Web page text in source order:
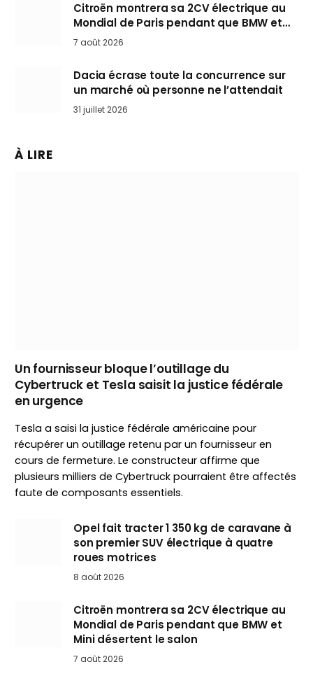
Citroën montrera sa 2CV électrique au
Mondial de Paris pendant que BMW et
Mini désertent le salon
7 août 2026
Dacia écrase toute la concurrence sur
un marché où personne ne l’attendait
31 juillet 2026
À LIRE
Un fournisseur bloque l’outillage du
Cybertruck et Tesla saisit la justice fédérale
en urgence
Tesla a saisi la justice fédérale américaine pour
récupérer un outillage retenu par un fournisseur en
cours de fermeture. Le constructeur affirme que
plusieurs milliers de Cybertruck pourraient être affectés
faute de composants essentiels.
Opel fait tracter 1 350 kg de caravane à
son premier SUV électrique à quatre
roues motrices
8 août 2026
Citroën montrera sa 2CV électrique au
Mondial de Paris pendant que BMW et
Mini désertent le salon
7 août 2026